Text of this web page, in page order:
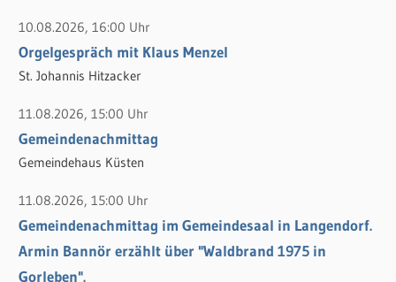
n
n
a
c
h
:
10.08.2026, 16:00 Uhr
Orgelgespräch mit Klaus Menzel
St. Johannis Hitzacker
11.08.2026, 15:00 Uhr
Gemeindenachmittag
Gemeindehaus Küsten
11.08.2026, 15:00 Uhr
Gemeindenachmittag im Gemeindesaal in Langendorf.
Armin Bannör erzählt über "Waldbrand 1975 in
Gorleben".